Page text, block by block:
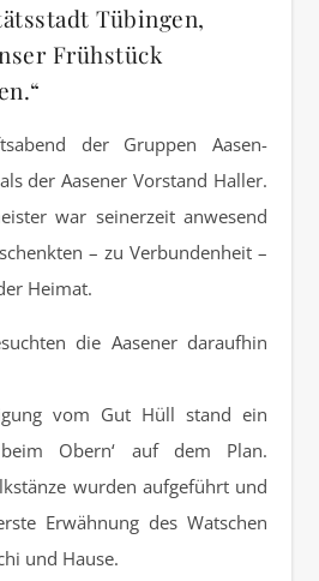
Tübingen,
Frühstück
der Gruppen Aasen-
der Aasener Vorstand Haller.
war seinerzeit anwesend
– zu Verbundenheit –
Heimat.
die Aasener daraufhin
vom Gut Hüll stand ein
beim Obern‘ auf dem Plan.
wurden aufgeführt und
Erwähnung des Watschen
und Hause.